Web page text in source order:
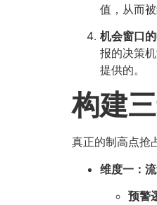
值，从而
机会窗口
报的决策
提供的。
构建
真正的制高点抢
维度一：
预警